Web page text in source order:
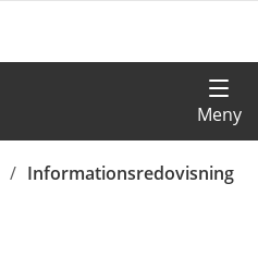
/ Informationsredovisning